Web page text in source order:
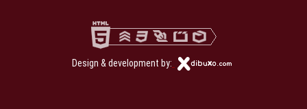
Design & development by: